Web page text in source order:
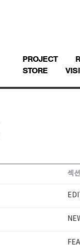
PROJECT
STORE
섹션